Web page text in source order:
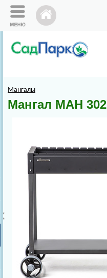
Мангалы
Мангал МАН 302